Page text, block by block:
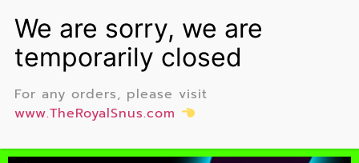
For any orders, please visit
www.TheRoyalSnus.com